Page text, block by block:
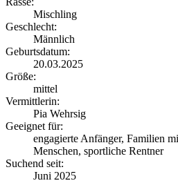
Mischling
Geschlecht:
Männlich
Geburtsdatum:
20.03.2025
Größe:
mittel
Vermittlerin:
Pia Wehrsig
Geeignet für:
engagierte Anfänger, Familien
Menschen, sportliche Rentner
Suchend seit:
Juni 2025